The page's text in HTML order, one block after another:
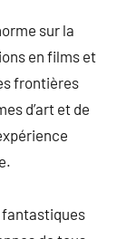
sur la
en films et
frontières
d’art et de
fantastiques